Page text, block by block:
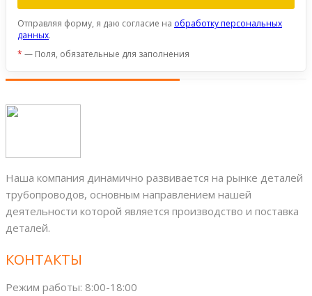
Отправляя форму, я даю согласие на обработку персональных
данных.
* — Поля, обязательные для заполнения
Наша компания динамично развивается на рынке деталей
трубопроводов, основным направлением нашей
деятельности которой является производство и поставка
деталей.
КОНТАКТЫ
Режим работы: 8:00-18:00